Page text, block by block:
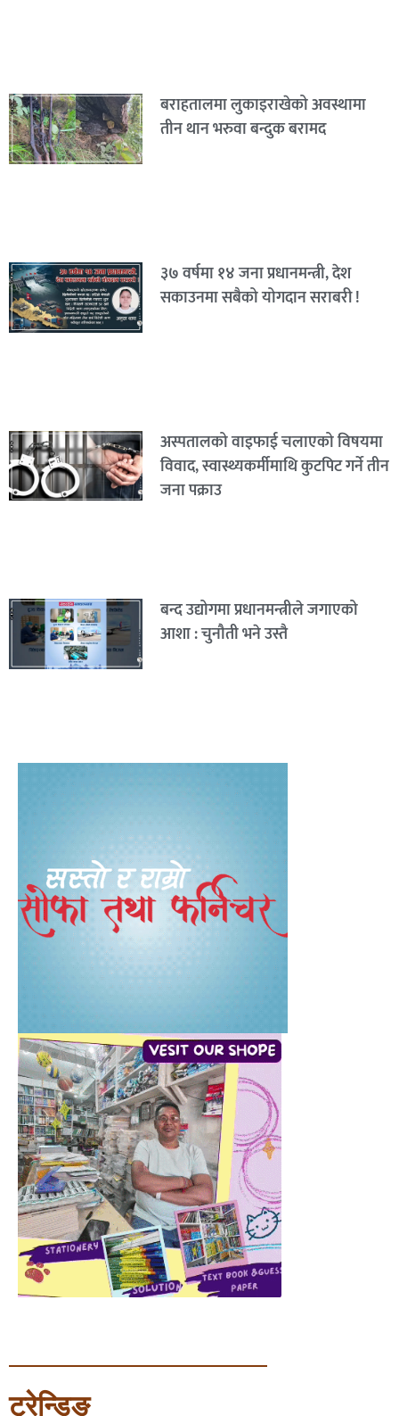
बराहतालमा लुकाइराखेको अवस्थामा
तीन थान भरुवा बन्दुक बरामद
३७ वर्षमा १४ जना प्रधानमन्त्री, देश
सकाउनमा सबैको योगदान सराबरी !
अस्पतालको वाइफाई चलाएको विषयमा
विवाद, स्वास्थ्यकर्मीमाथि कुटपिट गर्ने तीन
जना पक्राउ
बन्द उद्योगमा प्रधानमन्त्रीले जगाएको
आशा : चुनौती भने उस्तै
ट्रेन्डिङ